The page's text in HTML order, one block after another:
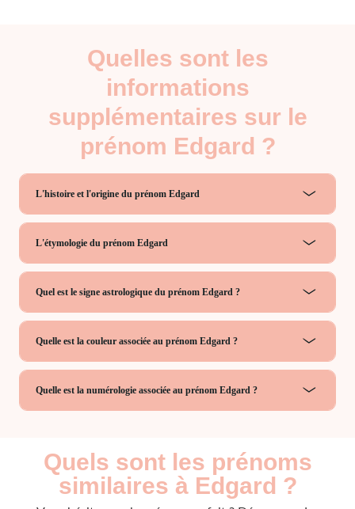
Quelles sont les
informations
supplémentaires sur le
prénom Edgard ?
L'histoire et l'origine du prénom Edgard
L'étymologie du prénom Edgard
Quel est le signe astrologique du prénom Edgard ?
Quelle est la couleur associée au prénom Edgard ?
Quelle est la numérologie associée au prénom Edgard ?
Quels sont les prénoms
similaires à Edgard ?